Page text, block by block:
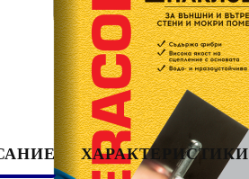
ХАРАКТЕРИСТИКИ